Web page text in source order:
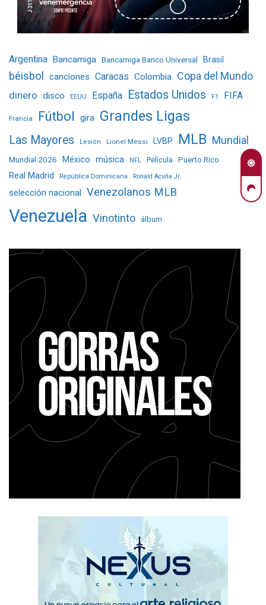
Argentina Bancamiga Bancamiga Banco Universal Brasil
béisbol canciones Caracas Colombia Copa del Mundo
dinero disco EEUU España Estados Unidos F1 FIFA
Francia Fútbol gira Grandes Ligas
Las Mayores Lesión Lionel Messi LVBP MLB Mundial
Mundial 2026 México música NFL Película Puerto Rico
Real Madrid República Dominicana Ronald Acuña Jr.
selección nacional Venezolanos MLB
Venezuela Vinotinto álbum